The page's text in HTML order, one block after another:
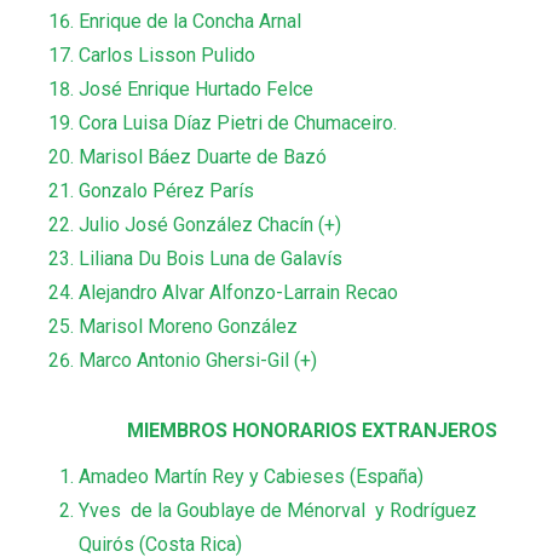
Enrique de la Concha Arnal
Carlos Lisson Pulido
José Enrique Hurtado Felce
Cora Luisa Díaz Pietri de Chumaceiro.
Marisol Báez Duarte de Bazó
Gonzalo Pérez París
Julio José González Chacín (+)
Liliana Du Bois Luna de Galavís
Alejandro Alvar Alfonzo-Larrain Recao
Marisol Moreno González
Marco Antonio Ghersi-Gil (+)
MIEMBROS HONORARIOS EXTRANJEROS
Amadeo Martín Rey y Cabieses (España)
Yves de la Goublaye de Ménorval y Rodríguez
Quirós (Costa Rica)